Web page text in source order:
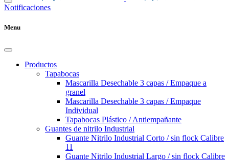
Notificaciones
Menu
Productos
Tapabocas
Mascarilla Desechable 3 capas / Empaque a
granel
Mascarilla Desechable 3 capas / Empaque
Individual
Tapabocas Plástico / Antiempañante
Guantes de nitrilo Industrial
Guante Nitrilo Industrial Corto / sin flock Calibre
11
Guante Nitrilo Industrial Largo / sin flock Calibre